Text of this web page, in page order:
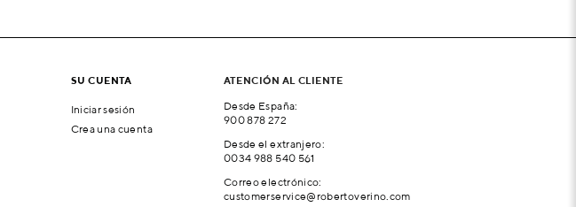
SU CUENTA
Iniciar sesión
Crea una cuenta
ATENCIÓN AL CLIENTE
Desde España:
900 878 272
Desde el extranjero:
0034 988 540 561
Correo electrónico:
customerservice@robertoverino.com